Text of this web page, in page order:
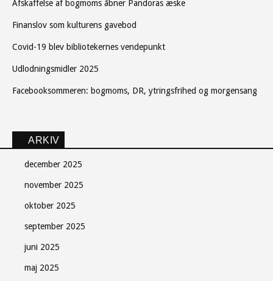
Afskaffelse af bogmoms åbner Pandoras æske
Finanslov som kulturens gavebod
Covid-19 blev bibliotekernes vendepunkt
Udlodningsmidler 2025
Facebooksommeren: bogmoms, DR, ytringsfrihed og morgensang
ARKIV
december 2025
november 2025
oktober 2025
september 2025
juni 2025
maj 2025